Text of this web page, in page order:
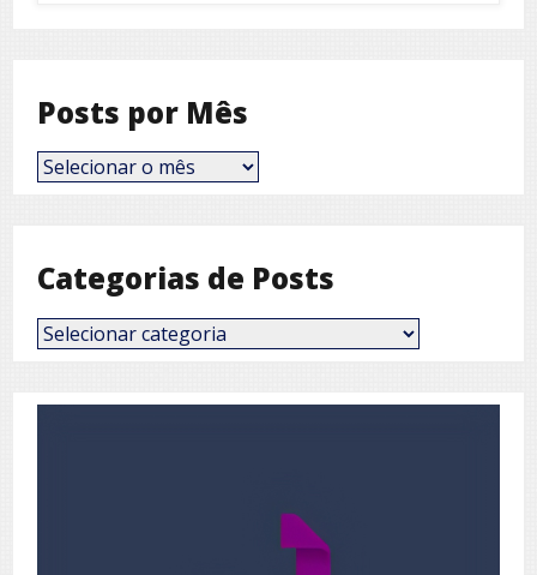
Posts por Mês
Posts
por
Categorias de Posts
Categorias
de